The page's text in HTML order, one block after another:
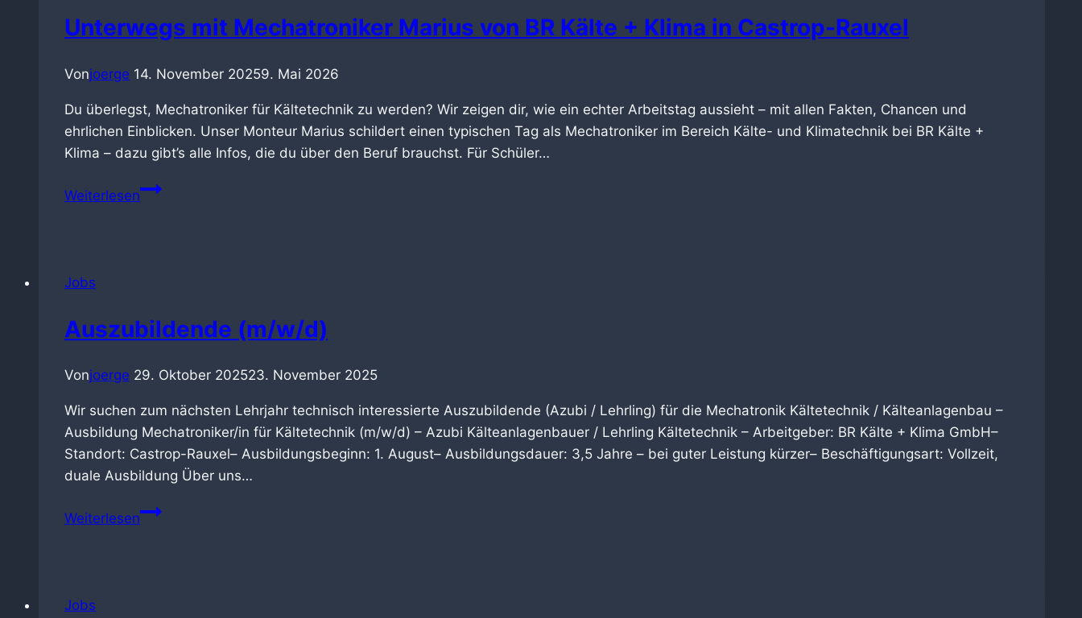
wichtig
Unterwegs mit Mechatroniker Marius von BR Kälte + Klima in Castrop-Rauxel
Vonjoerge 14. November 20259. Mai 2026
Du überlegst, Mechatroniker für Kältetechnik zu werden? Wir zeigen dir, wie ein echter Arbeitstag aussieht – mit allen Fakten, Chancen und
ehrlichen Einblicken. Unser Monteur Marius schildert einen typischen Tag als Mechatroniker im Bereich Kälte- und Klimatechnik bei BR Kälte +
Klima – dazu gibt’s alle Infos, die du über den Beruf brauchst. Für Schüler…
WeiterlesenUnterwegs
Kälte
+
in
Castrop-
Rauxel
Jobs
Auszubildende (m/w/d)
Vonjoerge 29. Oktober 202523. November 2025
Wir suchen zum nächsten Lehrjahr technisch interessierte Auszubildende (Azubi / Lehrling) für die Mechatronik Kältetechnik / Kälteanlagenbau –
Ausbildung Mechatroniker/in für Kältetechnik (m/w/d) – Azubi Kälteanlagenbauer / Lehrling Kältetechnik – Arbeitgeber: BR Kälte + Klima GmbH–
Standort: Castrop-Rauxel– Ausbildungsbeginn: 1. August– Ausbildungsdauer: 3,5 Jahre – bei guter Leistung kürzer– Beschäftigungsart: Vollzeit,
duale Ausbildung Über uns…
WeiterlesenAuszubildende
Jobs